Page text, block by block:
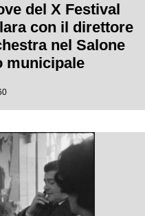
del X Festival
con il direttore
nel Salone
municipale